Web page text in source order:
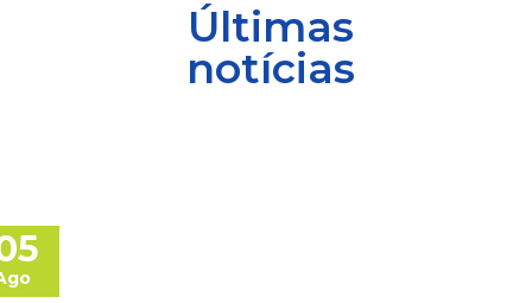
Últimas
notícias